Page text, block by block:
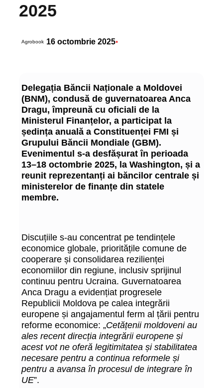
2025
Agrobook 16 octombrie 2025•
Delegația Băncii Naționale a Moldovei
(BNM), condusă de guvernatoarea Anca
Dragu, împreună cu oficiali de la
Ministerul Finanțelor, a participat la
ședința anuală a Constituenței FMI și
Grupului Băncii Mondiale (GBM).
Evenimentul s-a desfășurat în perioada
13–18 octombrie 2025, la Washington, și a
reunit reprezentanți ai băncilor centrale și
ministerelor de finanțe din statele
membre.
Discuțiile s-au concentrat pe tendințele
economice globale, prioritățile comune de
cooperare și consolidarea rezilienței
economiilor din regiune, inclusiv sprijinul
continuu pentru Ucraina. Guvernatoarea
Anca Dragu a evidențiat progresele
Republicii Moldova pe calea integrării
europene și angajamentul ferm al țării pentru
reforme economice: „Cetățenii moldoveni au
ales recent direcția integrării europene și
acest vot ne oferă legitimitatea și stabilitatea
necesare pentru a continua reformele și
pentru a avansa în procesul de integrare în
UE”.